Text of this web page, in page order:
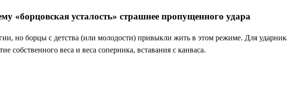
«борцовская усталость» страшнее пропущенного удара
но борцы с детства (или молодости) привыкли жить в этом режиме. Для
собственного веса и веса соперника, вставания с канваса.